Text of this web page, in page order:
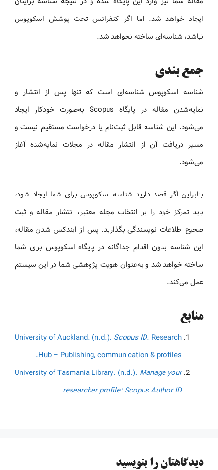
ایجاد خواهد شد. اما اگر کنفرانس تحت پوشش اسکوپوس
نباشد، شناسه‌ای ساخته نخواهد شد.
جمع بندی
شناسه اسکوپوس شناسه‌ای است که تنها پس از انتشار و
نمایه‌شدن مقاله در پایگاه Scopus به‌صورت خودکار ایجاد
می‌شود. این شناسه قابل ثبت‌نام یا درخواست مستقیم نیست و
مسیر دریافت آن از انتشار مقاله در مجلات نمایه‌شده آغاز
می‌شود.
بنابراین اگر قصد دارید شناسه اسکوپوس برای شما ایجاد شود،
باید تمرکز خود را بر انتخاب مجله معتبر، انتشار مقاله و ثبت
صحیح اطلاعات نویسندگی بگذارید. پس از ایندکس شدن مقاله،
این شناسه بدون اقدام جداگانه در پایگاه اسکوپوس برای شما
ساخته خواهد شد و به‌عنوان هویت پژوهشی شما در این سیستم
عمل می‌کند.
منابع
University of Auckland. (n.d.). Scopus ID. Research
Hub – Publishing, communication & profiles.
University of Tasmania Library. (n.d.). Manage your
researcher profile: Scopus Author ID
.
دیدگاهتان را بنویسید